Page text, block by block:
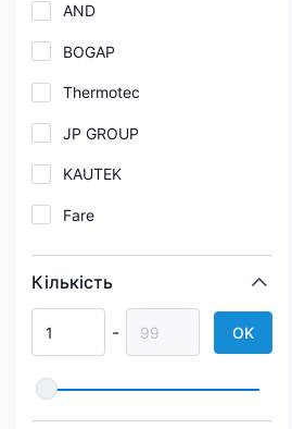
AND
BOGAP
Thermotec
JP GROUP
KAUTEK
Fare
IMPERGOM
VAG
Кількість
- OK